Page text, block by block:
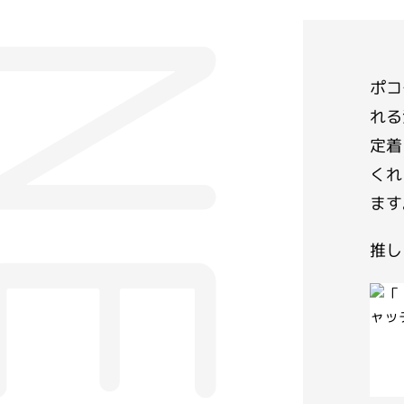
ポ
れ
定
く
ま
推